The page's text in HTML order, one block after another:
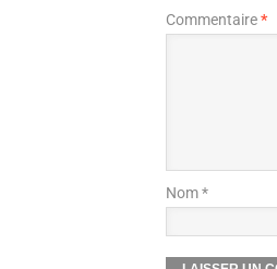
Commentaire*
Nom *